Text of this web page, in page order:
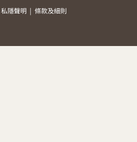
私隱聲明 | 條款及細則